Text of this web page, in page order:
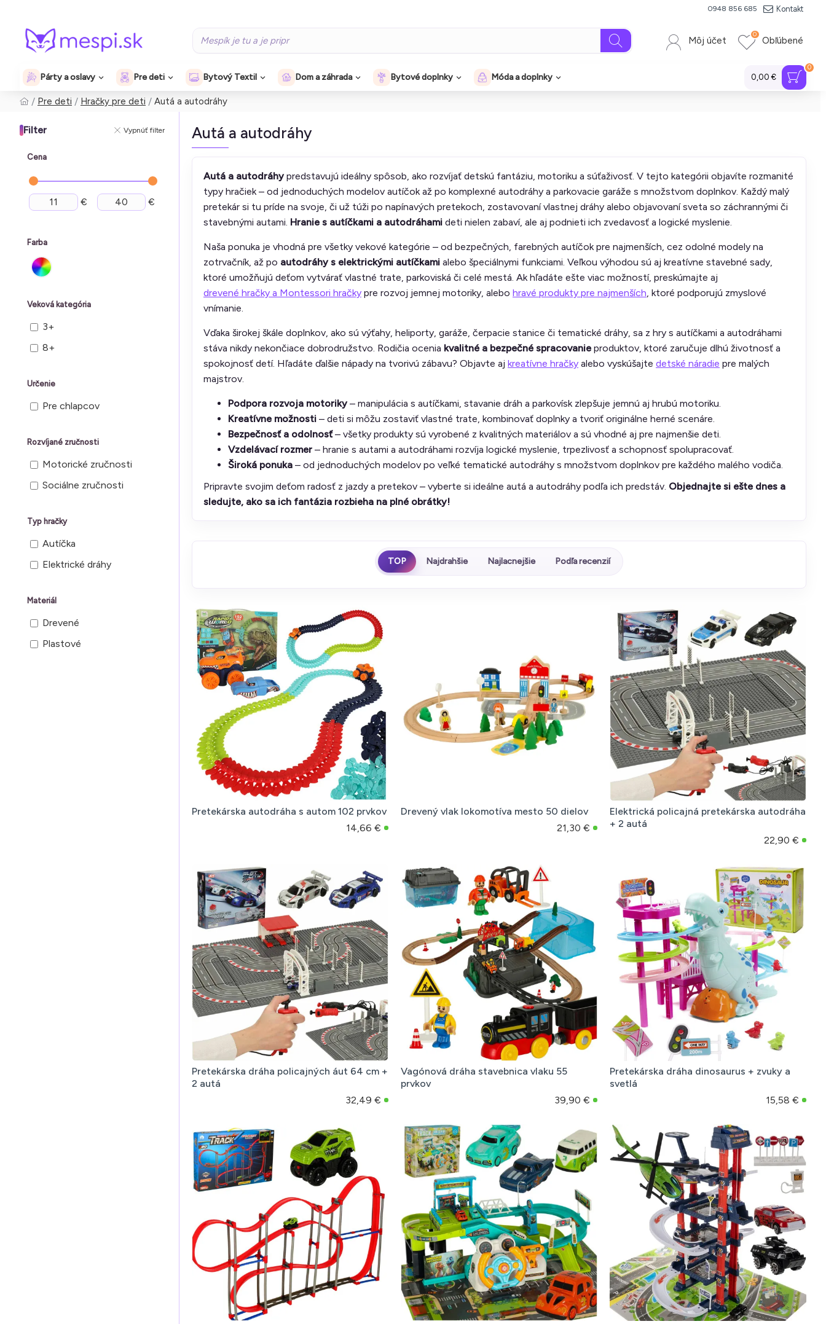
0948 856 685 Kontakt
Môj účet Obľúbené
0
Párty a oslavy Pre deti Bytový Textil Dom a záhrada Bytové doplnky Móda a doplnky 0,00 €
0
Pre deti Hračky pre deti Autá a autodráhy
Filter Vypnúť filter
Cena
€ €
Veková kategória
3+
8+
Typ hračky
Autíčka
Elektrické dráhy
Materiál
Drevené
Plastové
Rozvíjané zručnosti
Motorické zručnosti
Sociálne zručnosti
Určenie
Pre chlapcov
Farba
Autá a autodráhy
Autá a autodráhypredstavujú ideálny spôsob, ako rozvíjať detskú fantáziu, motoriku a súťaživosť. V tejto kategórii objavíte rozmanité
typy hračiek – od jednoduchých modelov autíčok až po komplexné autodráhy a parkovacie garáže s množstvom doplnkov. Každý malý
pretekár si tu príde na svoje, či už túži po napínavých pretekoch, zostavovaní vlastnej dráhy alebo objavovaní sveta so záchrannými či
stavebnými autami. Hranie s autíčkami a autodráhami deti nielen zabaví, ale aj podnieti ich zvedavosť a logické myslenie.
Naša ponuka je vhodná pre všetky vekové kategórie – od bezpečných, farebných autíčok pre najmenších, cez odolné modely na
zotrvačník, až po autodráhy s elektrickými autíčkami alebo špeciálnymi funkciami. Veľkou výhodou sú aj kreatívne stavebné sady,
ktoré umožňujú deťom vytvárať vlastné trate, parkoviská či celé mestá. Ak hľadáte ešte viac možností, preskúmajte aj
drevené hračky a Montessori hračky pre rozvoj jemnej motoriky, alebo hravé produkty pre najmenších, ktoré podporujú zmyslové
vnímanie.
Vďaka širokej škále doplnkov, ako sú výťahy, heliporty, garáže, čerpacie stanice či tematické dráhy, sa z hry s autíčkami a autodráhami
stáva nikdy nekončiace dobrodružstvo. Rodičia ocenia kvalitné a bezpečné spracovanie produktov, ktoré zaručuje dlhú životnosť a
spokojnosť detí. Hľadáte ďalšie nápady na tvorivú zábavu? Objavte aj kreatívne hračky alebo vyskúšajte detské náradie pre malých
majstrov.
Podpora rozvoja motoriky– manipulácia s autíčkami, stavanie dráh a parkovísk zlepšuje jemnú aj hrubú motoriku.
Kreatívne možnosti – deti si môžu zostaviť vlastné trate, kombinovať doplnky a tvoriť originálne herné scenáre.
Bezpečnosť a odolnosť– všetky produkty sú vyrobené z kvalitných materiálov a sú vhodné aj pre najmenšie deti.
Vzdelávací rozmer – hranie s autami a autodráhami rozvíja logické myslenie, trpezlivosť a schopnosť spolupracovať.
Široká ponuka – od jednoduchých modelov po veľké tematické autodráhy s množstvom doplnkov pre každého malého vodiča.
Pripravte svojim deťom radosť z jazdy a pretekov – vyberte si ideálne autá a autodráhy podľa ich predstáv. Objednajte si ešte dnes a
sledujte, ako sa ich fantázia rozbieha na plné obrátky!
TOP Najdrahšie Najlacnejšie Podľa recenzií
Pretekárska autodráha s autom 102 prvkov
14,66 €
Drevený vlak lokomotíva mesto 50 dielov
21,30 €
Elektrická policajná pretekárska autodráha
+ 2 autá
22,90 €
Pretekárska dráha policajných áut 64 cm +
2 autá
32,49 €
Vagónová dráha stavebnica vlaku 55
prvkov
39,90 €
Pretekárska dráha dinosaurus + zvuky a
svetlá
15,58 €